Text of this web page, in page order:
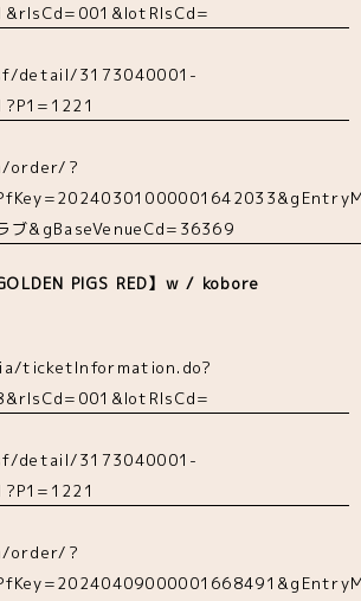
detail/3173040001-
order/?
ブ&gBaseVenueCd=36369
PIGS RED】w / kobore
ticketInformation.do?
detail/3173040001-
order/?